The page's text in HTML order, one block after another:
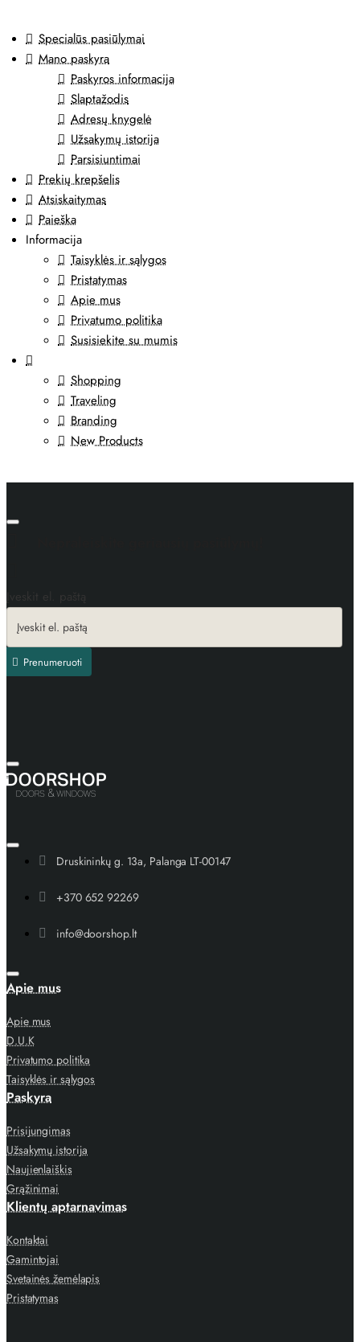
Specialūs pasiūlymai
Mano paskyra
Paskyros informacija
Slaptažodis
Adresų knygelė
Užsakymų istorija
Parsisiuntimai
Prekių krepšelis
Atsiskaitymas
Paieška
Informacija
Taisyklės ir sąlygos
Pristatymas
Apie mus
Privatumo politika
Susisiekite su mumis
Shopping
Traveling
Branding
New Products
Įveskit el. paštą
Prenumeruoti
Druskininkų g. 13a, Palanga LT-00147
+370 652 92269
info@doorshop.lt
Apie mus
Apie mus
D.U.K
Privatumo politika
Taisyklės ir sąlygos
Paskyra
Prisijungimas
Užsakymų istorija
Naujienlaiškis
Grąžinimai
Klientų aptarnavimas
Kontaktai
Gamintojai
Svetainės žemėlapis
Pristatymas